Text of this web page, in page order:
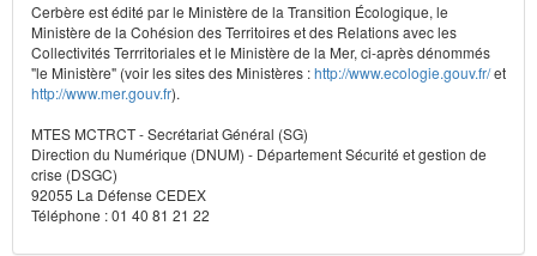
Cerbère est édité par le Ministère de la Transition Écologique, le
Ministère de la Cohésion des Territoires et des Relations avec les
Collectivités Terrritoriales et le Ministère de la Mer, ci-après dénommés
"le Ministère" (voir les sites des Ministères :http://www.ecologie.gouv.fr/et
http://www.mer.gouv.fr).
MTES MCTRCT - Secrétariat Général (SG)
Direction du Numérique (DNUM) - Département Sécurité et gestion de
crise (DSGC)
92055 La Défense CEDEX
Téléphone : 01 40 81 21 22